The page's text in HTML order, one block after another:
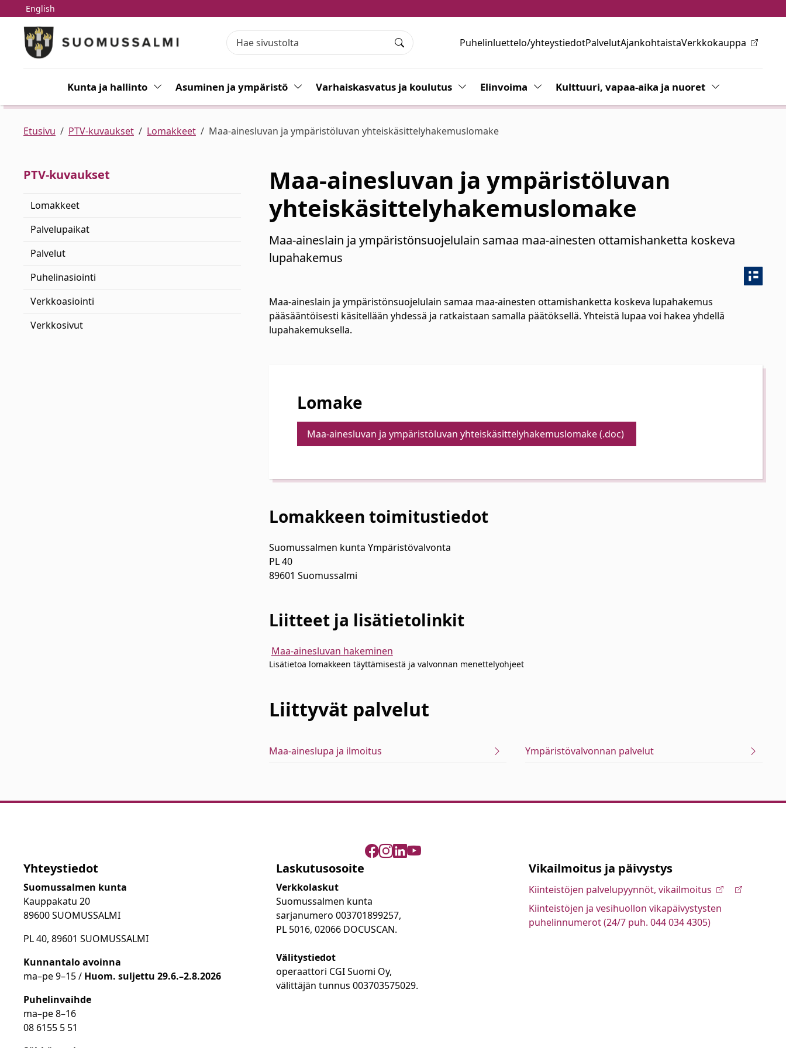
Siirry pääsisältöön
Siirry päävalikkoon
Puhelinluettelo/yhteystiedotPalvelutAjankohtaistaVerkkokauppa
English
Haku
Kunta ja hallinto Vaihda alasvetovalikkoa
Asuminen ja ympäristö Vaihda alasvetovalikkoa
Varhaiskasvatus ja koulutus Vaihda alasvetovalikkoa
Elinvoima Vaihda alasvetovalikkoa
Kulttuuri, vapaa-aika ja nuoret Vaihda
Etusivu PTV-kuvaukset Lomakkeet Maa-ainesluvan ja ympäristöluvan yhteiskäsittelyhakemuslomake
PTV-kuvaukset
Lomakkeet
Palvelupaikat
Palvelut
Puhelinasiointi
Verkkoasiointi
Verkkosivut
Maa-ainesluvan ja ympäristöluvan
yhteiskäsittelyhakemuslomake
Maa-aineslain ja ympäristönsuojelulain samaa maa-ainesten ottamishanketta koskeva
lupahakemus
Maa-aineslain ja ympäristönsuojelulain samaa maa-ainesten ottamishanketta koskeva lupahakemus
pääsääntöisesti käsitellään yhdessä ja ratkaistaan samalla päätöksellä. Yhteistä lupaa voi hakea yhdellä
lupahakemuksella.
Lomake
Maa-ainesluvan ja ympäristöluvan yhteiskäsittelyhakemuslomake (.doc)
Lomakkeen toimitustiedot
Suomussalmen kunta Ympäristövalvonta
PL 40
89601 Suomussalmi
Liitteet ja lisätietolinkit
Maa-ainesluvan hakeminen
Lisätietoa lomakkeen täyttämisestä ja valvonnan menettelyohjeet
Liittyvät palvelut
Maa-aineslupa ja ilmoitus Ympäristövalvonnan palvelut
Yhteystiedot
Suomussalmen kunta
Kauppakatu 20
89600 SUOMUSSALMI
PL 40, 89601 SUOMUSSALMI
Kunnantalo avoinna
ma–pe 9–15 / Huom. suljettu 29.6.–2.8.2026
Puhelinvaihde
ma–pe 8–16
08 6155 5 51
Laskutusosoite
Verkkolaskut
Suomussalmen kunta
sarjanumero 003701899257,
PL 5016, 02066 DOCUSCAN.
Välitystiedot
operaattori CGI Suomi Oy,
välittäjän tunnus 003703575029.
Vikailmoitus ja päivystys
Kiinteistöjen palvelupyynnöt, vikailmoitus
Kiinteistöjen ja vesihuollon vikapäivystysten
puhelinnumerot (24/7 puh. 044 034 4305)